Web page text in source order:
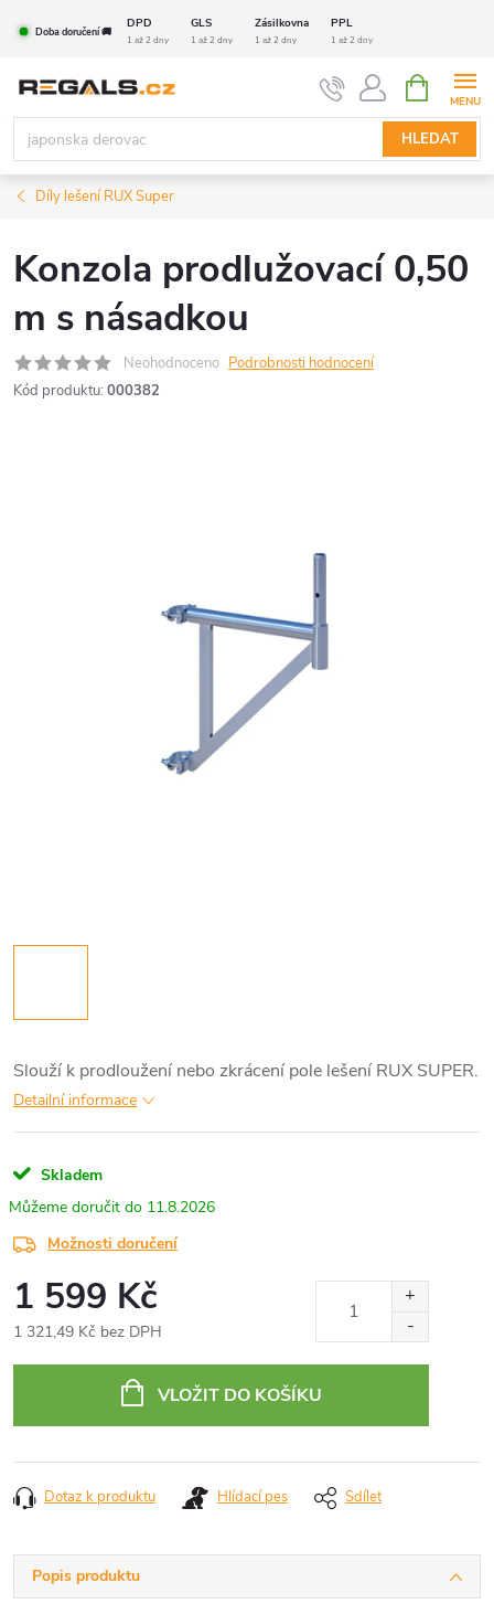
Doba doručení 🚚
DPD GLS Zásilkovna PPL
1 až 2 dny 1 až 2 dny 1 až 2 dny 1 až 2 dny
HLEDAT
NÁKUPNÍ
KOŠÍK
Díly lešení RUX Super
Konzola prodlužovací 0,50
m s násadkou
Neohodnoceno Podrobnosti hodnocení
Kód produktu: 000382
Slouží k prodloužení nebo zkrácení pole lešení RUX SUPER.
Detailní informace
Skladem
11.8.2026
Možnosti doručení
1 599 Kč
1 321,49 Kč bez DPH
VLOŽIT DO KOŠÍKU
Dotaz k produktu Hlídací pes Sdílet
Popis produktu